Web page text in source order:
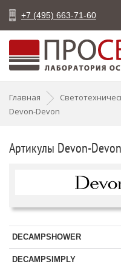
+7 (495) 663-71-60
Главная
Devon-Devon
Артикулы Devon-Devon
DECAMPSHOWER
DECAMPSIMPLY